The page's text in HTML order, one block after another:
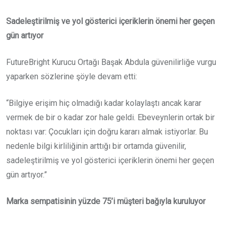
Sadeleştirilmiş ve yol gösterici içeriklerin önemi her geçen
gün artıyor
FutureBright Kurucu Ortağı Başak Abdula güvenilirliğe vurgu
yaparken sözlerine şöyle devam etti:
“Bilgiye erişim hiç olmadığı kadar kolaylaştı ancak karar
vermek de bir o kadar zor hale geldi. Ebeveynlerin ortak bir
noktası var: Çocukları için doğru kararı almak istiyorlar. Bu
nedenle bilgi kirliliğinin arttığı bir ortamda güvenilir,
sadeleştirilmiş ve yol gösterici içeriklerin önemi her geçen
gün artıyor.”
Marka sempatisinin yüzde 75’i müşteri bağıyla kuruluyor